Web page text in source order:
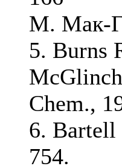
М. Мак-
5. Burns
Chem.,
6. Bartell
754.